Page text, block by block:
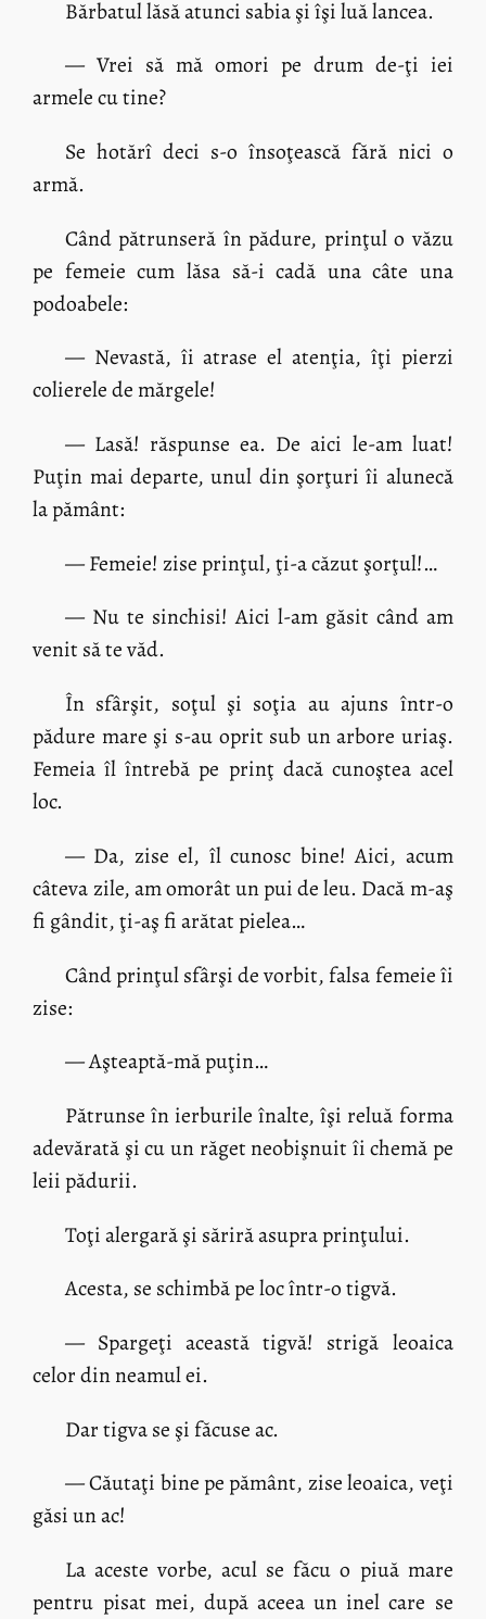
Bărbatul lăsă atunci sabia şi îşi luă lancea.
— Vrei să mă omori pe drum de-ţi iei
armele cu tine?
Se hotărî deci s-o însoţească fără nici o
armă.
Când pătrunseră în pădure, prinţul o văzu
pe femeie cum lăsa să-i cadă una câte una
podoabele:
— Nevastă, îi atrase el atenţia, îţi pierzi
colierele de mărgele!
— Lasă! răspunse ea. De aici le-am luat!
Puţin mai departe, unul din şorţuri îi alunecă
la pământ:
— Femeie! zise prinţul, ţi-a căzut şorţul!…
— Nu te sinchisi! Aici l-am găsit când am
venit să te văd.
În sfârşit, soţul şi soţia au ajuns într-o
pădure mare şi s-au oprit sub un arbore uriaş.
Femeia îl întrebă pe prinţ dacă cunoştea acel
loc.
— Da, zise el, îl cunosc bine! Aici, acum
câteva zile, am omorât un pui de leu. Dacă m-aş
fi gândit, ţi-aş fi arătat pielea…
Când prinţul sfârşi de vorbit, falsa femeie îi
zise:
— Aşteaptă-mă puţin…
Pătrunse în ierburile înalte, îşi reluă forma
adevărată şi cu un răget neobişnuit îi chemă pe
leii pădurii.
Toţi alergară şi săriră asupra prinţului.
Acesta, se schimbă pe loc într-o tigvă.
— Spargeţi această tigvă! strigă leoaica
celor din neamul ei.
Dar tigva se şi făcuse ac.
— Căutaţi bine pe pământ, zise leoaica, veţi
găsi un ac!
La aceste vorbe, acul se făcu o piuă mare
pentru pisat mei, după aceea un inel care se